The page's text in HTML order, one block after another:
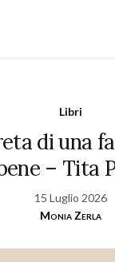
Libri
di una
– Tita
15 Luglio 2026
Monia Zerla